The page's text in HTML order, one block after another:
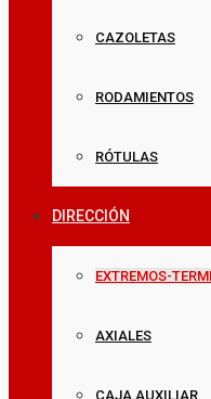
CAZOLETAS
RODAMIENTOS
RÓTULAS
DIRECCIÓN
EXTREMOS-
AXIALES
CAJA AUXILIAR